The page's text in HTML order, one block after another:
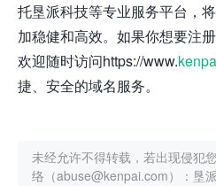
托垦派科技等专业服务平台，
加稳健和高效。如果你想要注
欢迎随时访问https://www.
捷、安全的域名服务。
未经允许不得转载，若出现侵犯
络（abuse@kenpai.com）： 垦